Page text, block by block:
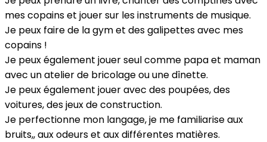
mes copains et jouer sur les instruments de musique.
Je peux faire de la gym et des galipettes avec mes
copains !
Je peux également jouer seul comme papa et maman
avec un atelier de bricolage ou une dînette.
Je peux également jouer avec des poupées, des
voitures, des jeux de construction.
Je perfectionne mon langage, je me familiarise aux
bruits,, aux odeurs et aux différentes matières.